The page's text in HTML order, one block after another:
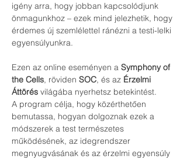
igény arra, hogy jobban kapcsolódjunk
önmagunkhoz – ezek mind jelezhetik, hogy
érdemes új szemlélettel ránézni a testi-lelki
egyensúlyunkra.
Ezen az online eseményen a Symphony of
the Cells, röviden SOC, és az Érzelmi
Áttörés világába nyerhetsz betekintést.
A program célja, hogy közérthetően
bemutassa, hogyan dolgoznak ezek a
módszerek a test természetes
működésének, az idegrendszer
megnyugvásának és az érzelmi egyensúly